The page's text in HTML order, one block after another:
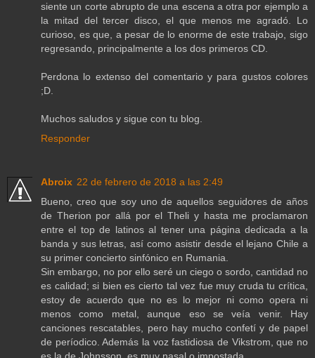
siente un corte abrupto de una escena a otra por ejemplo a
la mitad del tercer disco, el que menos me agradó. Lo
curioso, es que, a pesar de lo enorme de este trabajo, sigo
regresando, principalmente a los dos primeros CD.
Perdona lo extenso del comentario y para gustos colores
;D.
Muchos saludos y sigue con tu blog.
Responder
Abroix 22 de febrero de 2018 a las 2:49
Bueno, creo que soy uno de aquellos seguidores de años
de Therion por allá por el Theli y hasta me proclamaron
entre el top de latinos al tener una página dedicada a la
banda y sus letras, así como asistir desde el lejano Chile a
su primer concierto sinfónico en Rumania.
Sin embargo, no por ello seré un ciego o sordo, cantidad no
es calidad; si bien es cierto tal vez fue muy cruda tu crítica,
estoy de acuerdo que no es lo mejor ni como opera ni
menos como metal, aunque eso se veía venir. Hay
canciones rescatables, pero hay mucho confetí y de papel
de períodico. Además la voz fastidiosa de Vikstrom, que no